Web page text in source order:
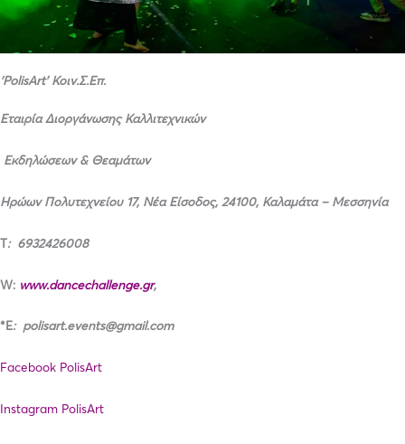
‘PolisArt’ Κοιν.Σ.Επ.
Εταιρία Διοργάνωσης Καλλιτεχνικών
Εκδηλώσεων & Θεαμάτων
Ηρώων Πολυτεχνείου 17, Νέα Είσοδος, 24100, Καλαμάτα – Μεσσηνία
Τ: 6932426008
W: www.dancechallenge.gr,
*E: polisart.events@gmail.com
Facebook PolisArt
Instagram PolisArt